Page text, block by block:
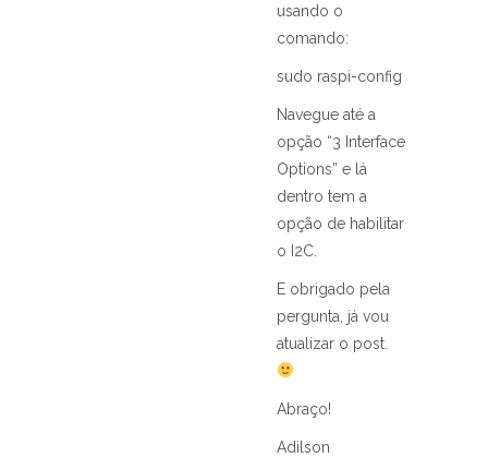
usando o
comando:
sudo raspi-config
Navegue até a
opção “3 Interface
Options” e lá
dentro tem a
opção de habilitar
o I2C.
E obrigado pela
pergunta, já vou
atualizar o post.
Abraço!
Adilson